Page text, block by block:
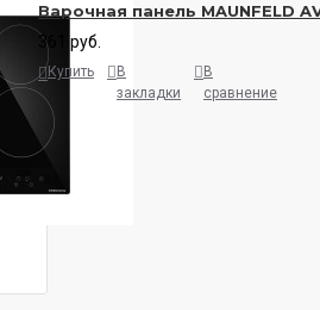
Варочная панель MAUNFELD
361 руб.
Купить
В
закладки
В
сравнение